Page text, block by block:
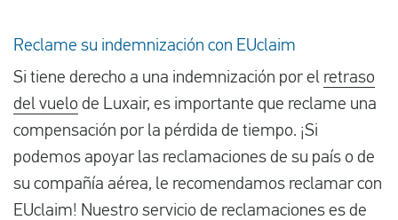
Reclame su indemnización con EUclaim
Si tiene derecho a una indemnización por el retraso
del vuelo de Luxair, es importante que reclame una
compensación por la pérdida de tiempo. ¡Si
podemos apoyar las reclamaciones de su país o de
su compañía aérea, le recomendamos reclamar con
EUclaim! Nuestro servicio de reclamaciones es de